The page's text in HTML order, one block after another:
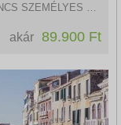
ÜGYFÉLFOGADÁS)
akár 89.900 Ft